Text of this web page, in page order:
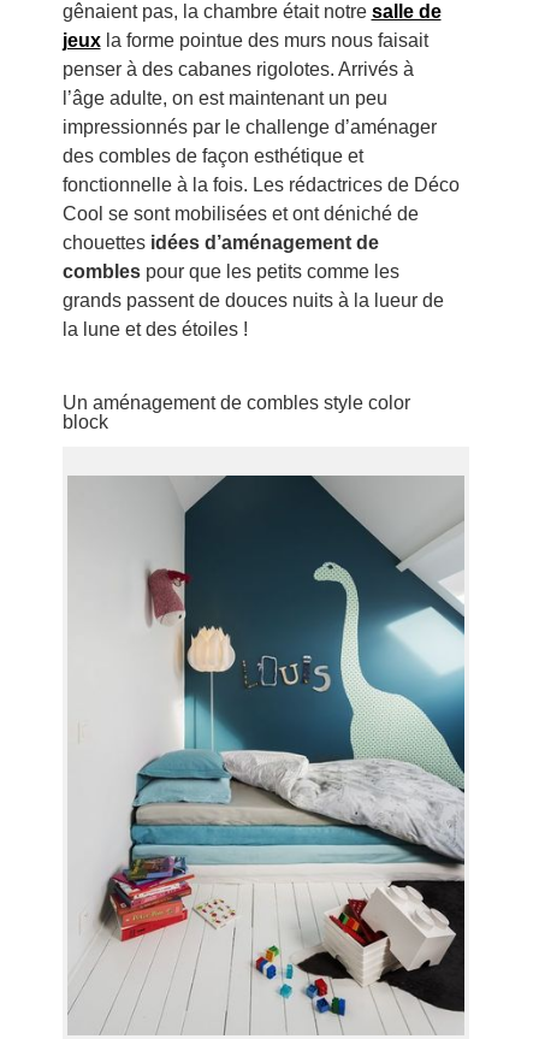
gênaient pas, la chambre était notre salle de
jeuxla forme pointue des murs nous faisait
penser à des cabanes rigolotes. Arrivés à
l’âge adulte, on est maintenant un peu
impressionnés par le challenge d’aménager
des combles de façon esthétique et
fonctionnelle à la fois. Les rédactrices de Déco
Cool se sont mobilisées et ont déniché de
chouettesidées d’aménagement de
comblespour que les petits comme les
grands passent de douces nuits à la lueur de
la lune et des étoiles !
Un aménagement de combles style color
block